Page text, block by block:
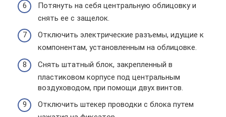
Потянуть на себя центральную облицовку и
снять ее с защелок.
Отключить электрические разъемы, идущие к
компонентам, установленным на облицовке.
Снять штатный блок, закрепленный в
пластиковом корпусе под центральным
воздуховодом, при помощи двух винтов.
Отключить штекер проводки с блока путем